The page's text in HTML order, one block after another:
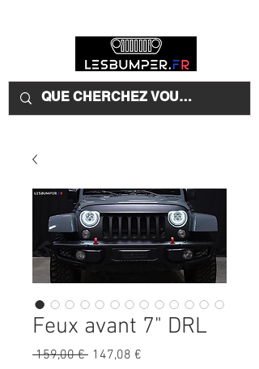
Feux avant 7" DRL
159,00 € Prix
147,08 €